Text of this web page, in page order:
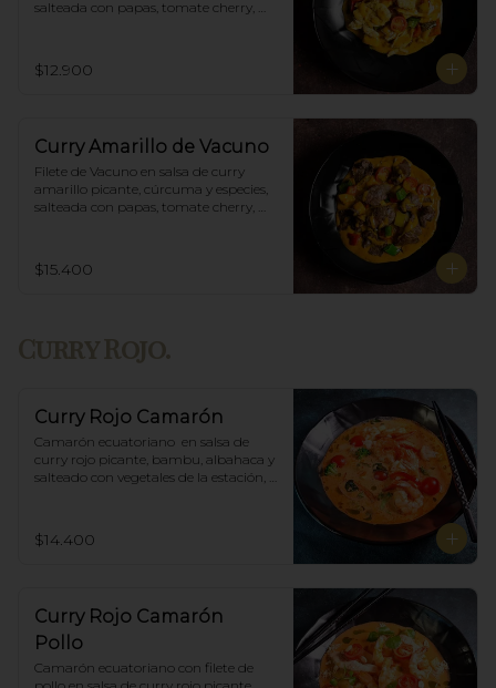
salteada con papas, tomate cherry,
$12.900
Curry Amarillo de Vacuno
Filete de Vacuno en salsa de curry
amarillo picante, cúrcuma y especies,
salteada con papas, tomate cherry,
$15.400
Curry Rojo.
Curry Rojo Camarón
Camarón ecuatoriano  en salsa de
curry rojo picante, bambu, albahaca y
salteado con vegetales de la estación,
$14.400
Curry Rojo Camarón
Pollo
Camarón ecuatoriano con filete de